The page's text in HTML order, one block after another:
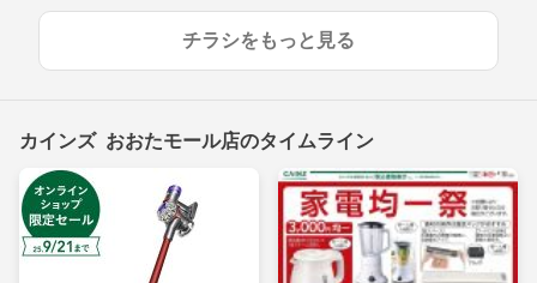
チラシをもっと見る
カインズ おおたモール店のタイムライン